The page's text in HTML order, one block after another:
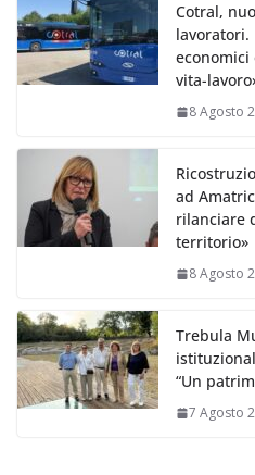
Cotral,
lavoratori.
economici
vita-
8 Agosto
ad
rilanciare
territorio»
8 Agosto
Trebula
“Un
7 Agosto